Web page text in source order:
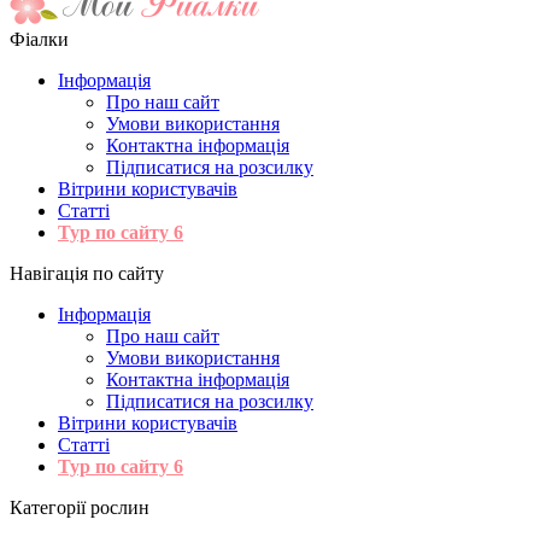
Фіалки
Інформація
Про наш сайт
Умови використання
Контактна інформація
Підписатися на розсилку
Вітрини користувачів
Статті
Тур по сайту 6
Навігація по сайту
Інформація
Про наш сайт
Умови використання
Контактна інформація
Підписатися на розсилку
Вітрини користувачів
Статті
Тур по сайту 6
Категорії рослин